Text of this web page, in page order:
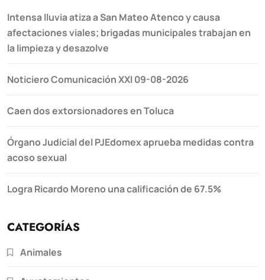
Intensa lluvia atiza a San Mateo Atenco y causa
afectaciones viales; brigadas municipales trabajan en
la limpieza y desazolve
Noticiero Comunicación XXI 09-08-2026
Caen dos extorsionadores en Toluca
Órgano Judicial del PJEdomex aprueba medidas contra
acoso sexual
Logra Ricardo Moreno una calificación de 67.5%
CATEGORÍAS
Animales